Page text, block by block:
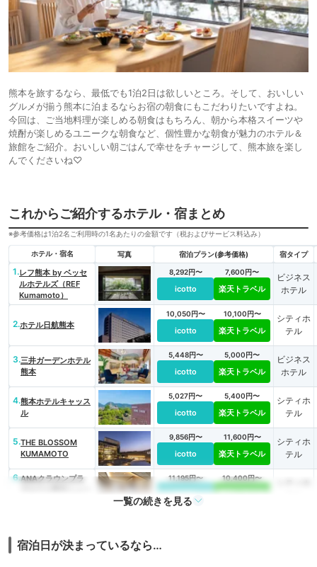
熊本を旅するなら、最低でも1泊2日は欲しいところ。そして、おいしい
グルメが揃う熊本に泊まるならお宿の朝食にもこだわりたいですよね。
今回は、ご当地料理が楽しめる朝食はもちろん、朝から本格スイーツや
焼酎が楽しめるユニークな朝食など、個性豊かな朝食が魅力のホテル＆
旅館をご紹介。おいしい朝ごはんで幸せをチャージして、熊本旅を楽し
んでくださいね♡
これからご紹介するホテル・宿まとめ
※参考価格は1泊2名ご利用時の1名あたりの金額です（税およびサービス料込み）
ホテル・宿名 写真 宿泊プラン(参考価格) 宿タイプ
1.レフ熊本 by ベッセ
ルホテルズ（REF
Kumamoto）
8,292円〜
icotto
7,600円〜
楽天トラベル
ビジネス
ホテル
2.ホテル日航熊本
10,050円〜
icotto
10,100円〜
楽天トラベル
シティホ
テル
3.三井ガーデンホテル
熊本
5,448円〜
icotto
5,000円〜
楽天トラベル
ビジネス
ホテル
4.熊本ホテルキャッス
ル
5,027円〜
icotto
5,400円〜
楽天トラベル
シティホ
テル
5.THE BLOSSOM
KUMAMOTO
9,856円〜
icotto
11,600円〜
楽天トラベル
シティホ
テル
6.ANAクラウンプラ
11,195円〜
icotto
10,400円〜
楽天トラベル
Ascot
一覧の続きを見る
宿泊日が決まっているなら…